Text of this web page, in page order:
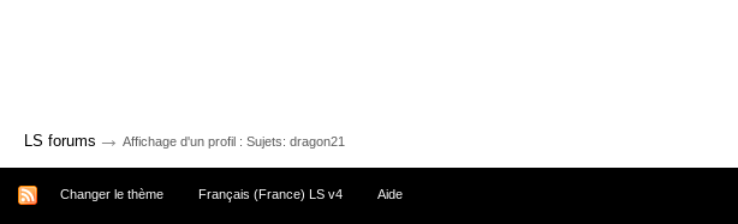
LS forums → Affichage d'un profil : Sujets: dragon21
Changer le thème Français (France) LS v4 Aide